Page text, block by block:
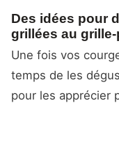
Des idées pour
grillées au
Une fois vos
temps de les
pour les apprécier